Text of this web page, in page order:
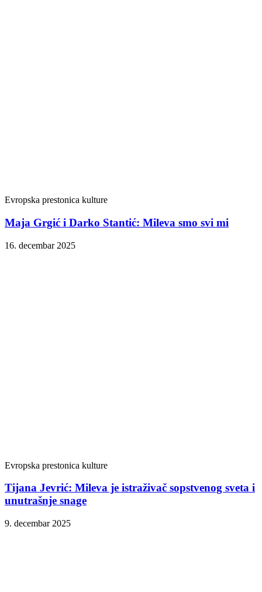
Evropska prestonica kulture
Maja Grgić i Darko Stantić: Mileva smo svi mi
16. decembar 2025
Evropska prestonica kulture
Tijana Jevrić: Mileva je istraživač sopstvenog sveta i
unutrašnje snage
9. decembar 2025